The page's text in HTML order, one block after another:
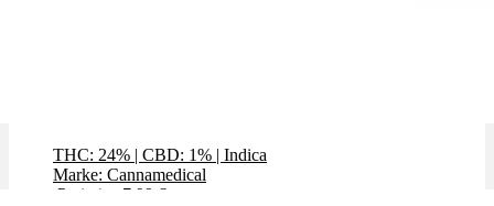
THC: 24% | CBD: 1% | Indica
Marke: Cannamedical
Preis / g: 7,99 €